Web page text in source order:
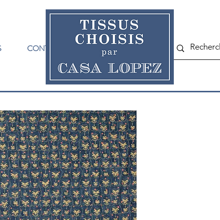
CONTACT